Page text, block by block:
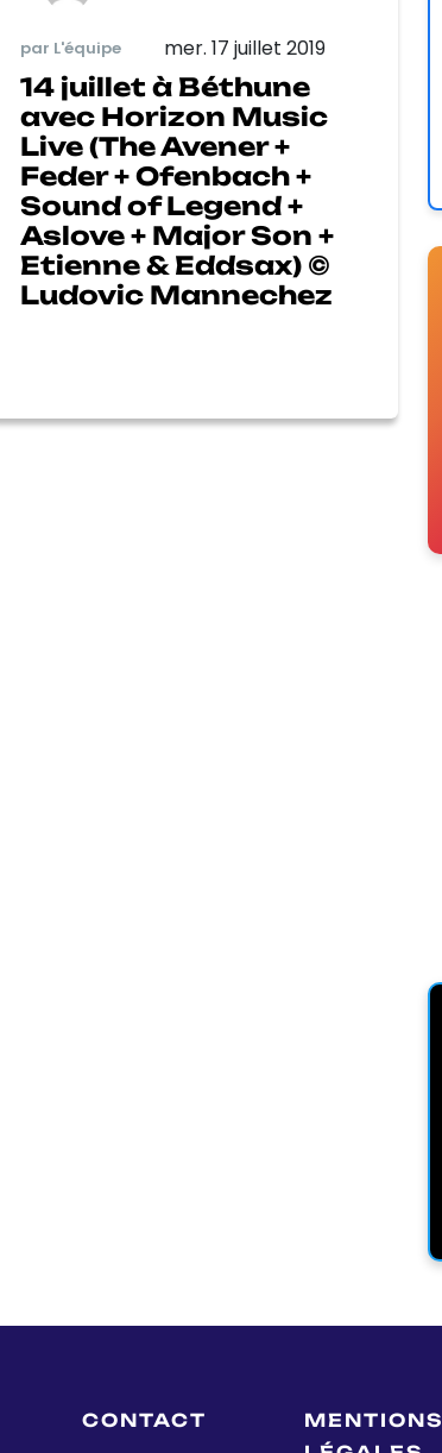
par L'équipe mer. 17 juillet 2019
14 juillet à Béthune
avec Horizon Music
Live (The Avener +
Feder + Ofenbach +
Sound of Legend +
Aslove + Major Son +
Etienne & Eddsax) ©
Ludovic Mannechez
CONTACT
MENTIONS